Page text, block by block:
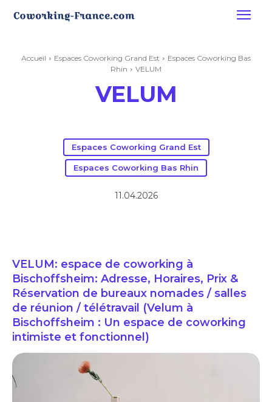
Accueil Espaces Coworking Grand Est
Espaces Coworking Bas
Rhin
VELUM
VELUM
Espaces Coworking Grand Est
Espaces Coworking Bas Rhin
11.04.2026
VELUM: espace de coworking à
Bischoffsheim: Adresse, Horaires, Prix &
Réservation de bureaux nomades / salles
de réunion / télétravail (Velum à
Bischoffsheim : Un espace de coworking
intimiste et fonctionnel)